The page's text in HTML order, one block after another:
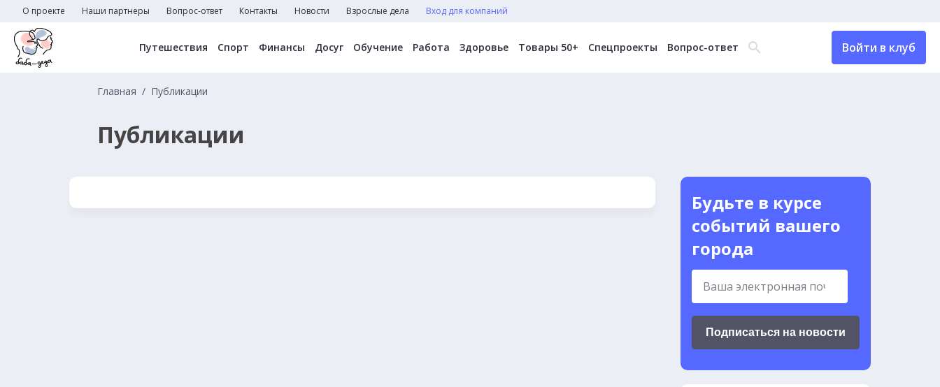
О проекте Наши партнеры Вопрос-ответ Контакты Новости Взрослые дела Вход для компаний
Путешествия Спорт Финансы Досуг Обучение Работа Здоровье Товары 50+ Спецпроекты Вопрос-ответ Войти в клуб
Главная Публикации
Публикации
Будьте в курсе
событий вашего
города
Подписаться на новости